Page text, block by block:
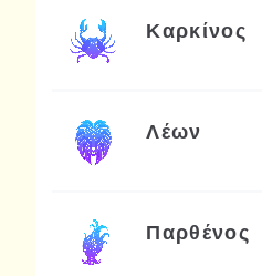
Καρκίνος
Λέων
Παρθένος